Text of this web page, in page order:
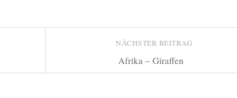
NÄCHSTER BEITRAG
Afrika – Giraffen